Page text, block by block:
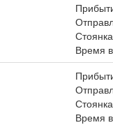
Время
Время